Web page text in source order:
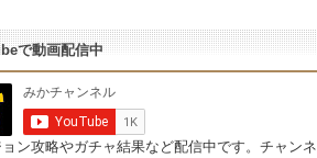
で動画配信中
ン攻略やガチャ結果など配信中です。チャンネ